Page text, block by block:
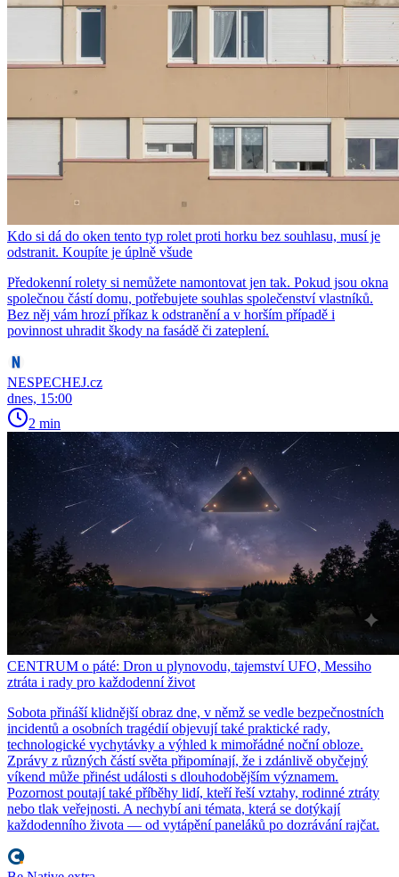
Kdo si dá do oken tento typ rolet proti horku bez souhlasu, musí je
odstranit. Koupíte je úplně všude
Předokenní rolety si nemůžete namontovat jen tak. Pokud jsou okna
společnou částí domu, potřebujete souhlas společenství vlastníků.
Bez něj vám hrozí příkaz k odstranění a v horším případě i
povinnost uhradit škody na fasádě či zateplení.
NESPECHEJ.cz
dnes, 15:00
2 min
CENTRUM o páté: Dron u plynovodu, tajemství UFO, Messiho
ztráta i rady pro každodenní život
Sobota přináší klidnější obraz dne, v němž se vedle bezpečnostních
incidentů a osobních tragédií objevují také praktické rady,
technologické vychytávky a výhled k mimořádné noční obloze.
Zprávy z různých částí světa připomínají, že i zdánlivě obyčejný
víkend může přinést události s dlouhodobějším významem.
Pozornost poutají také příběhy lidí, kteří řeší vztahy, rodinné ztráty
nebo tlak veřejnosti. A nechybí ani témata, která se dotýkají
každodenního života — od vytápění paneláků po dozrávání rajčat.